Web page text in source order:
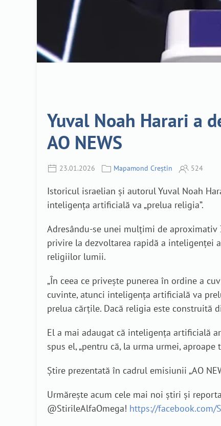
Yuval Noah Harari a
AO NEWS
23.01.2026 Mapamond Creștin 524
Istoricul israelian și autorul Yuval Noah
inteligența artificială va „prelua religia”.
Adresându-se unei mulțimi de aproximativ
privire la dezvoltarea rapidă a inteligenței
religiilor lumii.
„În ceea ce privește punerea în ordine a
cuvinte, atunci inteligența artificială va
prelua cărțile. Dacă religia este construită
El a mai adaugat că inteligența artificială
spus el, „pentru că, la urma urmei,
Știre prezentată în cadrul emisiunii „AO
Urmărește acum cele mai noi știri și
@StirileAlfaOmega! https://facebook.com/